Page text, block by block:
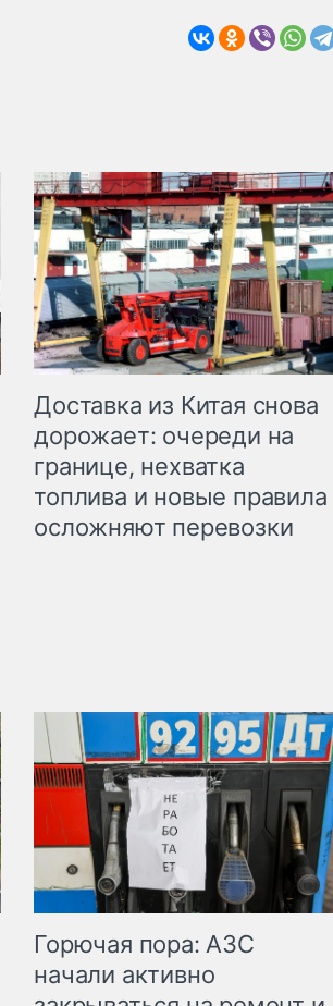
Доставка из Китая снова
дорожает: очереди на
границе, нехватка
топлива и новые правила
осложняют перевозки
Горючая пора: АЗС
начали активно